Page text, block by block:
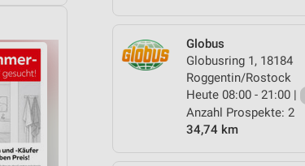
Globus
Globusring 1, 18184
Roggentin/Rostock
Heute 08:00 - 21:00 |
Anzahl Prospekte: 2
34,74 km